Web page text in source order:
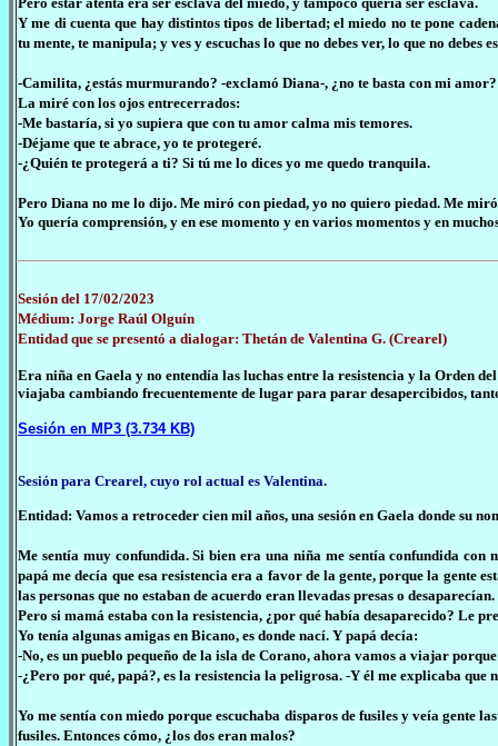
Y me di cuenta que hay distintos tipos de libertad; el miedo no te pone
tu mente, te manipula; y ves y escuchas lo que no debes ver, lo que no debes
-Camilita, ¿estás murmurando? -exclamó Diana-, ¿no te basta con mi amor?
La miré con los ojos entrecerrados:
-Me bastaría, si yo supiera que con tu amor calma mis temores.
-Déjame que te abrace, yo te protegeré.
-¿Quién te protegerá a ti? Si tú me lo dices yo me quedo tranquila.
Pero Diana no me lo dijo. Me miró con piedad, yo no quiero piedad. Me
Yo quería comprensión, y en ese momento y en varios momentos y en
Sesión del 17/02/2023
Médium: Jorge Raúl Olguín
Entidad que se presentó a dialogar: Thetán de Valentina G. (Crearel)
Era niña en Gaela y no entendía las luchas entre la resistencia y la Orden
viajaba cambiando frecuentemente de lugar para parar desapercibidos,
Sesión en MP3 (3.734 KB)
Sesión para Crearel, cuyo rol actual es Valentina.
Entidad: Vamos a retroceder cien mil años, una sesión en Gaela donde su
Me sentía muy confundida. Si bien era una niña me sentía confundida
papá me decía que esa resistencia era a favor de la gente, porque la gente
las personas que no estaban de acuerdo eran llevadas presas o desaparecían.
Pero si mamá estaba con la resistencia, ¿por qué había desaparecido? Le
Yo tenía algunas amigas en Bicano, es donde nací. Y papá decía:
-No, es un pueblo pequeño de la isla de Corano, ahora vamos a viajar
-¿Pero por qué, papá?, es la resistencia la peligrosa. -Y él me explicaba que
Yo me sentía con miedo porque escuchaba disparos de fusiles y veía gente
fusiles. Entonces cómo, ¿los dos eran malos?